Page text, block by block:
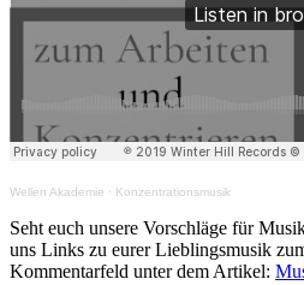
Wellen Akademie · Konzentrationsmusik
Seht euch unsere Vorschläge für
uns Links zu eurer Lieblingsmusik
Kommentarfeld unter dem Artikel: